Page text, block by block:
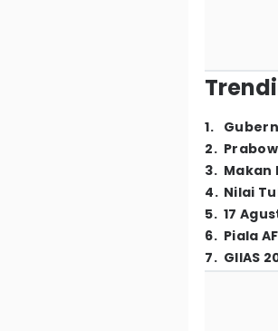
1.
2.
3. Makan
4. Nilai
5. 17
6. Piala
7. GIIAS